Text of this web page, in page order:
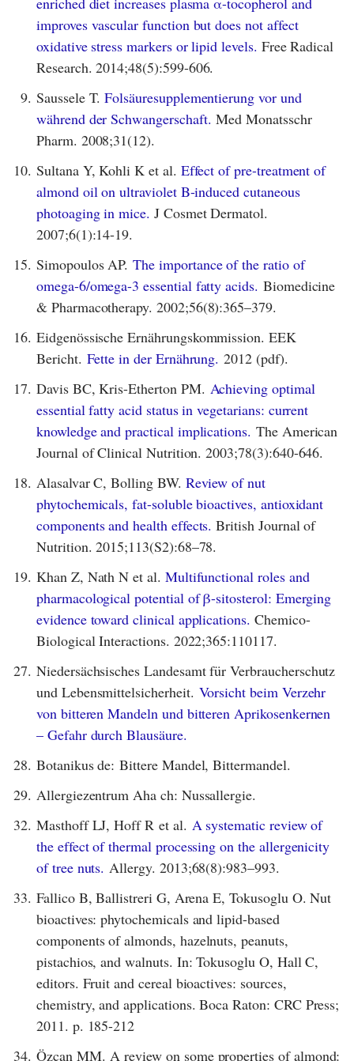
improves vascular function but does not affect
oxidative stress markers or lipid levels. Free Radical
Research. 2014;48(5):599-606.
9. Saussele T.Folsäuresupplementierung vor und
während der Schwangerschaft. Med Monatsschr
Pharm. 2008;31(12).
10. Sultana Y, Kohli K et al. Effect of pre-treatment of
almond oil on ultraviolet B-induced cutaneous
photoaging in mice. J Cosmet Dermatol.
2007;6(1):14-19.
15. Simopoulos AP.The importance of the ratio of
omega-6/omega-3 essential fatty acids. Biomedicine
& Pharmacotherapy. 2002;56(8):365–379.
16. Eidgenössische Ernährungskommission. EEK
Bericht. Fette in der Ernährung. 2012 (pdf).
17. Davis BC, Kris-Etherton PM. Achieving optimal
essential fatty acid status in vegetarians: current
knowledge and practical implications. The American
Journal of Clinical Nutrition. 2003;78(3):640-646.
18. Alasalvar C, Bolling BW. Review of nut
phytochemicals, fat-soluble bioactives, antioxidant
components and health effects. British Journal of
Nutrition. 2015;113(S2):68–78.
19. Khan Z, Nath N et al. Multifunctional roles and
pharmacological potential of β-sitosterol: Emerging
evidence toward clinical applications. Chemico-
Biological Interactions. 2022;365:110117.
27. Niedersächsisches Landesamt für Verbraucherschutz
und Lebensmittelsicherheit. Vorsicht beim Verzehr
von bitteren Mandeln und bitteren Aprikosenkernen
– Gefahr durch Blausäure.
28. Botanikus de: Bittere Mandel, Bittermandel.
29. Allergiezentrum Aha ch: Nussallergie.
32. Masthoff LJ, Hoff R et al. A systematic review of
the effect of thermal processing on the allergenicity
of tree nuts. Allergy. 2013;68(8):983–993.
33. Fallico B, Ballistreri G, Arena E, Tokusoglu O. Nut
bioactives: phytochemicals and lipid-based
components of almonds, hazelnuts, peanuts,
pistachios, and walnuts. In: Tokusoglu O, Hall C,
editors. Fruit and cereal bioactives: sources,
chemistry, and applications. Boca Raton: CRC Press;
2011. p. 185-212
34. Özcan MM. A review on some properties of almond: